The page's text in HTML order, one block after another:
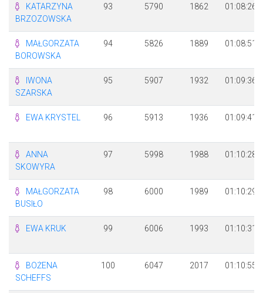
KATARZYNA
BRZOZOWSKA
93 5790 1862 01:08:26
MAŁGORZATA
BOROWSKA
94 5826 1889 01:08:51
IWONA
SZARSKA
95 5907 1932 01:09:36
EWA KRYSTEL 96 5913 1936 01:09:41
ANNA
SKOWYRA
97 5998 1988 01:10:28
MAŁGORZATA
BUSIŁO
98 6000 1989 01:10:29
EWA KRUK 99 6006 1993 01:10:31
BOŻENA
SCHEFFS
100 6047 2017 01:10:55